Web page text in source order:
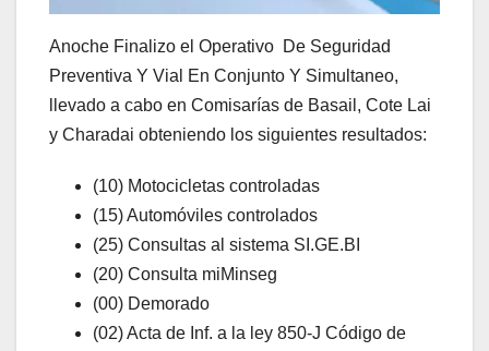
Anoche Finalizo el Operativo De Seguridad
Preventiva Y Vial En Conjunto Y Simultaneo,
llevado a cabo en Comisarías de Basail, Cote Lai
y Charadai obteniendo los siguientes resultados:
(10) Motocicletas controladas
(15) Automóviles controlados
(25) Consultas al sistema SI.GE.BI
(20) Consulta miMinseg
(00) Demorado
(02) Acta de Inf. a la ley 850-J Código de